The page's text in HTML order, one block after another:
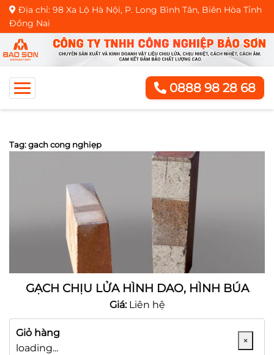
Địa chỉ: 98 Xa Lộ Hà Nội, P. Long Bình Tân, Biên Hòa Tỉnh
Đồng Nai
0888 98 28 68
Tag: gach cong nghiẹp
GẠCH CHỊU LỬA HÌNH DAO, HÌNH BÚA
Giá: Liên hệ
×
Giỏ hàng
loading...